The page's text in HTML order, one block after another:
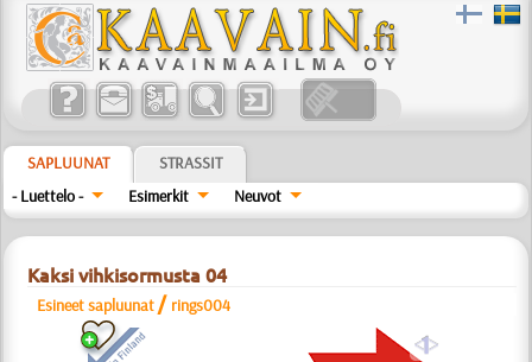
SAPLUUNAT
STRASSIT
- Luettelo -
Esimerkit Neuvot
Kaksi vihkisormusta 04
Esineet sapluunat / rings004
a